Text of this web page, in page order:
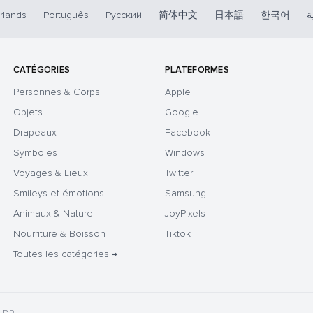
Português Русский 简体中文 日本語 한국어
CATÉGORIES
Personnes & Corps
Objets
Drapeaux
Symboles
Voyages & Lieux
Smileys et émotions
Animaux & Nature
Nourriture & Boisson
Toutes les catégories →
PLATEFORMES
Apple
Google
Facebook
Windows
Twitter
Samsung
JoyPixels
Tiktok